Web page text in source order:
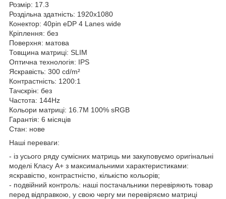
Розмір: 17.3
Роздільна здатність: 1920x1080
Конектор: 40pin eDP 4 Lanes wide
Кріплення: без
Поверхня: матова
Товщина матриці: SLIM
Оптична технологія: IPS
Яскравість: 300 cd/m²
Контрастність: 1200:1
Тачскрін: без
Частота: 144Hz
Кольори матриці: 16.7M 100% sRGB
Гарантія: 6 місяців
Стан: нове
Наші переваги:
- із усього ряду сумісних матриць ми закуповуємо оригінальні
моделі Класу А+ з максимальними характеристиками:
яскравістю, контрастністю, кількістю кольорів;
- подвійний контроль: наші постачальники перевіряють товар
перед відправкою, у свою чергу ми перевіряємо матриці